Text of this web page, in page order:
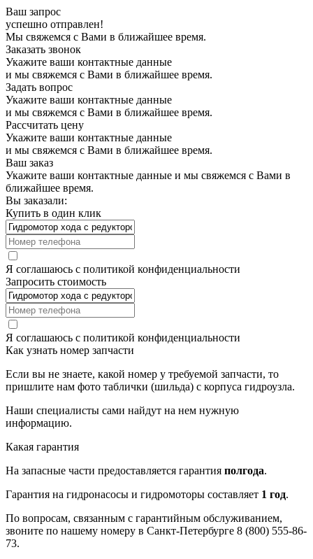
Ваш запрос
успешно отправлен!
Мы свяжемся с Вами в ближайшее время.
Заказать звонок
Укажите ваши контактные данные
и мы свяжемся с Вами в ближайшее время.
Задать вопрос
Укажите ваши контактные данные
и мы свяжемся с Вами в ближайшее время.
Рассчитать цену
Укажите ваши контактные данные
и мы свяжемся с Вами в ближайшее время.
Ваш заказ
Укажите ваши контактные данные и мы свяжемся с Вами в
ближайшее время.
Вы заказали:
Купить в один клик
Я соглашаюсь с политикой конфиденциальности
Запросить стоимость
Я соглашаюсь с политикой конфиденциальности
Как узнать номер запчасти
Если вы не знаете, какой номер у требуемой запчасти, то
пришлите нам фото таблички (шильда) с корпуса гидроузла.
Наши специалисты сами найдут на нем нужную
информацию.
Какая гарантия
На запасные части предоставляется гарантия полгода.
Гарантия на гидронасосы и гидромоторы составляет 1 год.
По вопросам, связанным с гарантийным обслуживанием,
звоните по нашему номеру в Санкт-Петербурге 8 (800) 555-86-
73.